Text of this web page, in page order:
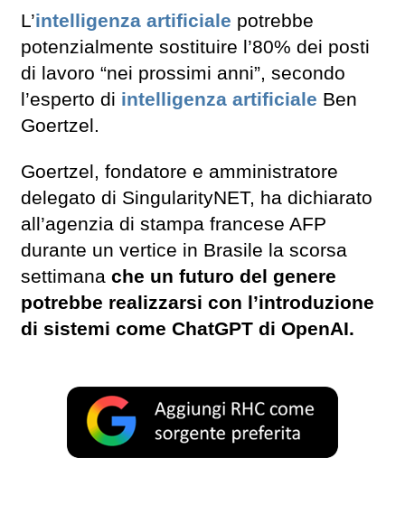
L’intelligenza artificiale potrebbe
potenzialmente sostituire l’80% dei posti
di lavoro “nei prossimi anni”, secondo
l’esperto di intelligenza artificiale Ben
Goertzel.
Goertzel, fondatore e amministratore
delegato di SingularityNET, ha dichiarato
all’agenzia di stampa francese AFP
durante un vertice in Brasile la scorsa
settimana che un futuro del genere
potrebbe realizzarsi con l’introduzione
di sistemi come ChatGPT di OpenAI.